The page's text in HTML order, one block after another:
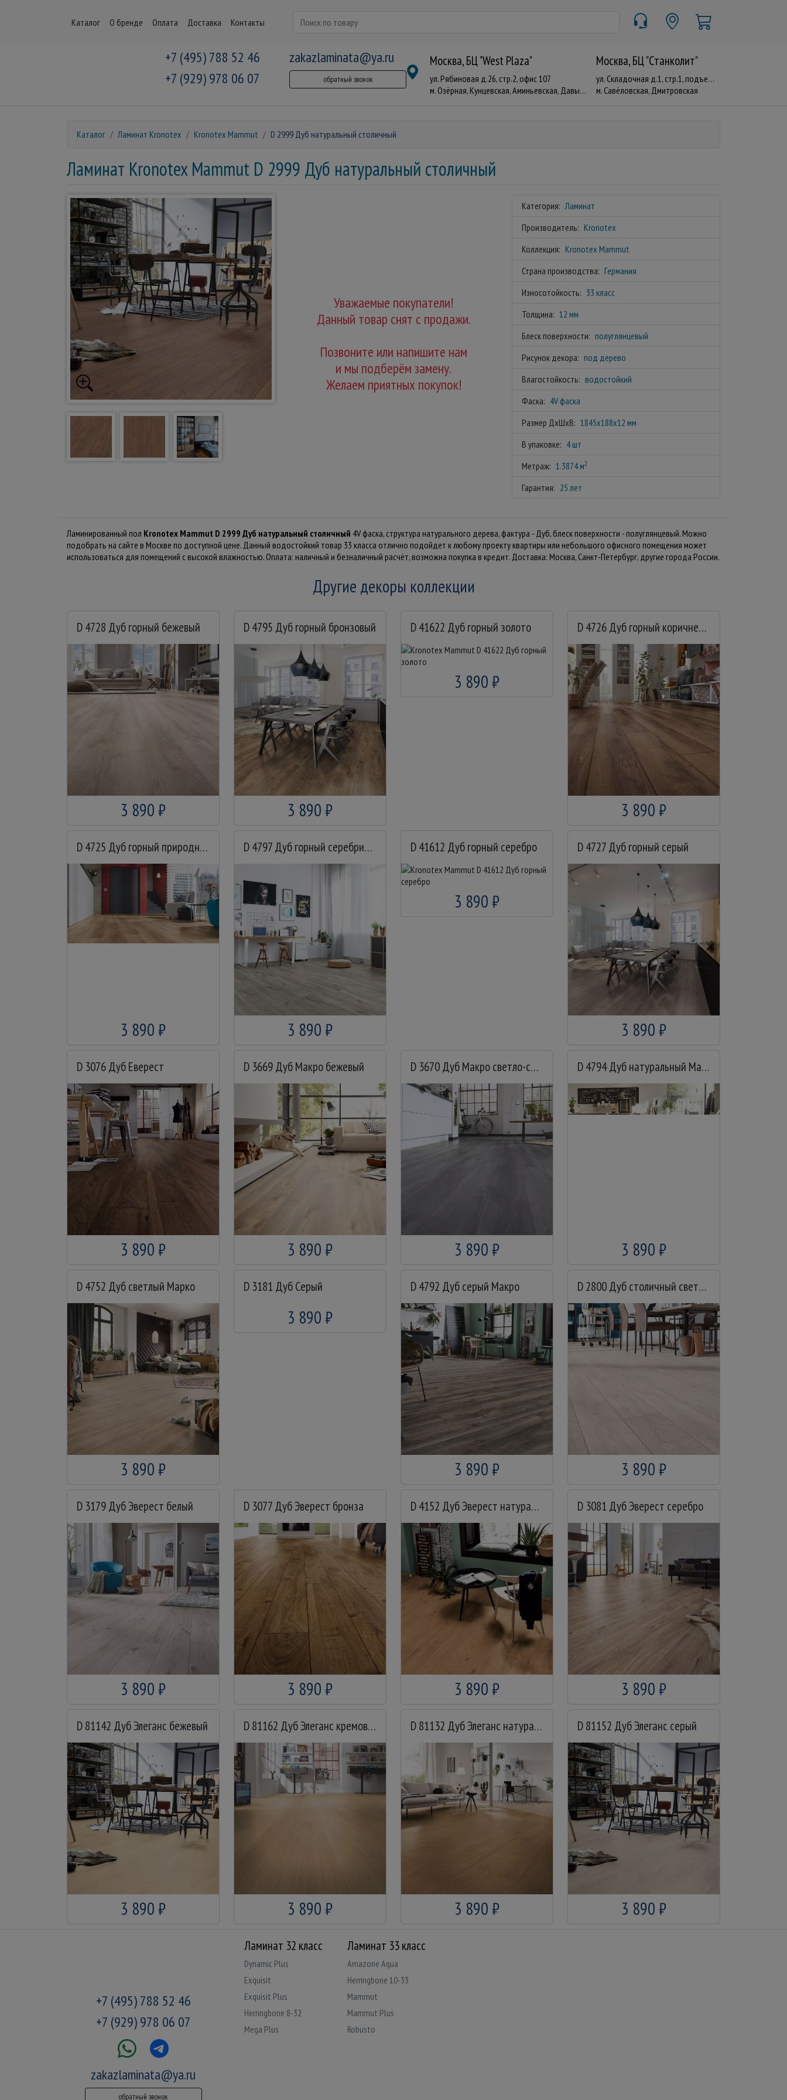
Каталог О бренде Оплата Доставка Контакты
+7 (495) 788 52 46
+7 (929) 978 06 07
zakazlaminata@ya.ru
обратный звонок
Москва, БЦ "West Plaza"
ул. Рябиновая д.26, стр.2, офис 107
м. Озёрная, Кунцевская, Аминьевская, Давыдково
Москва, БЦ "Станколит"
ул. Складочная д.1, стр.1, подъезд 19
м. Савёловская, Дмитровская
Каталог Ламинат Kronotex Kronotex Mammut D 2999 Дуб натуральный столичный
Ламинат Kronotex Mammut D 2999 Дуб натуральный столичный
Уважаемые покупатели!
Данный товар снят с продажи.
Позвоните или напишите нам
и мы подберём замену.
Желаем приятных покупок!
Категория: Ламинат
Производитель: Kronotex
Коллекция: Kronotex Mammut
Страна производства: Германия
Износотойкость: 33 класс
Толщина: 12 мм
Блеск поверхности: полуглянцевый
Рисунок декора: под дерево
Влагостойкость: водостойкий
Фаска: 4V фаска
Размер ДхШхВ: 1845x188x12 мм
В упаковке: 4 шт
Метраж: 1.3874 м2
Гарантия: 25 лет
Ламинированный пол Kronotex Mammut D 2999 Дуб натуральный столичный 4V фаска, структура натурального дерева, фактура - Дуб, блеск поверхности - полуглянцевый. Можно
подобрать на сайте в Москве по доступной цене. Данный водостойкий товар 33 класса отлично подойдет к любому проекту квартиры или небольшого офисного помещения может
использоваться для помещений с высокой влажностью. Оплата: наличный и безналичный расчёт, возможна покупка в кредит. Доставка: Москва, Санкт-Петербург, другие города России.
Другие декоры коллекции
D 4728 Дуб горный бежевый
3 890 ₽
D 4795 Дуб горный бронзовый
3 890 ₽
D 41622 Дуб горный золото
3 890 ₽
D 4726 Дуб горный коричневый
3 890 ₽
D 4725 Дуб горный природный
3 890 ₽
D 4797 Дуб горный серебристый
3 890 ₽
D 41612 Дуб горный серебро
3 890 ₽
D 4727 Дуб горный серый
3 890 ₽
D 3076 Дуб Еверест
3 890 ₽
D 3669 Дуб Макро бежевый
3 890 ₽
D 3670 Дуб Макро светло-серый
3 890 ₽
D 4794 Дуб натуральный Макро
3 890 ₽
D 4752 Дуб светлый Марко
3 890 ₽
D 3181 Дуб Серый
3 890 ₽
D 4792 Дуб серый Макро
3 890 ₽
D 2800 Дуб столичный светлый
3 890 ₽
D 3179 Дуб Эверест белый
3 890 ₽
D 3077 Дуб Эверест бронза
3 890 ₽
D 4152 Дуб Эверест натуральный
3 890 ₽
D 3081 Дуб Эверест серебро
3 890 ₽
D 81142 Дуб Элеганс бежевый
3 890 ₽
D 81162 Дуб Элеганс кремовый
3 890 ₽
D 81132 Дуб Элеганс натуральный
3 890 ₽
D 81152 Дуб Элеганс серый
3 890 ₽
+7 (495) 788 52 46
+7 (929) 978 06 07
zakazlaminata@ya.ru
обратный звонок
Ламинат 32 класс
Dynamic Plus
Exquisit
Exquisit Plus
Herringbone 8-32
Mega Plus
Ламинат 33 класс
Amazone Aqua
Herringbone 10-33
Mammut
Mammut Plus
Robusto